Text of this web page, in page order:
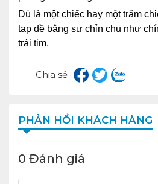
Dù là một chiếc hay một trăm
tạp dề bằng sự chỉn chu như
trái tim.
Chia sẻ
PHẢN HỒI KHÁCH HÀNG
0 Đánh giá